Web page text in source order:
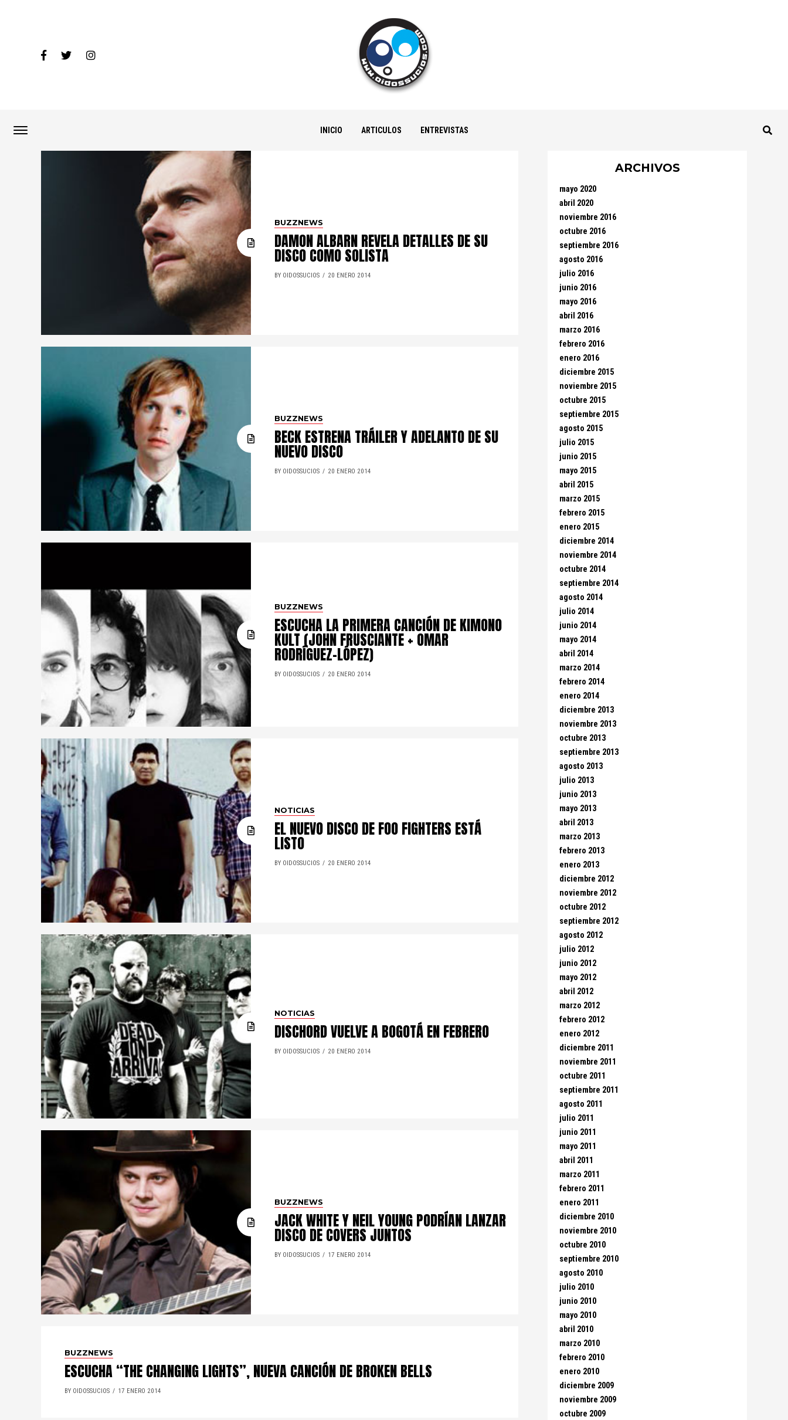
INICIO ARTICULOS ENTREVISTAS
BUZZNEWS
DAMON ALBARN REVELA DETALLES DE SU
DISCO COMO SOLISTA
BY OIDOSSUCIOS 20 ENERO 2014
BUZZNEWS
BECK ESTRENA TRÁILER Y ADELANTO DE SU
NUEVO DISCO
BY OIDOSSUCIOS 20 ENERO 2014
BUZZNEWS
ESCUCHA LA PRIMERA CANCIÓN DE KIMONO
KULT (JOHN FRUSCIANTE + OMAR
RODRÍGUEZ-LÓPEZ)
BY OIDOSSUCIOS 20 ENERO 2014
NOTICIAS
EL NUEVO DISCO DE FOO FIGHTERS ESTÁ
LISTO
BY OIDOSSUCIOS 20 ENERO 2014
NOTICIAS
DISCHORD VUELVE A BOGOTÁ EN FEBRERO
BY OIDOSSUCIOS 20 ENERO 2014
BUZZNEWS
JACK WHITE Y NEIL YOUNG PODRÍAN LANZAR
DISCO DE COVERS JUNTOS
BY OIDOSSUCIOS 17 ENERO 2014
BUZZNEWS
ESCUCHA “THE CHANGING LIGHTS”, NUEVA CANCIÓN DE BROKEN BELLS
BY OIDOSSUCIOS 17 ENERO 2014
ARCHIVOS
mayo 2020
abril 2020
noviembre 2016
octubre 2016
septiembre 2016
agosto 2016
julio 2016
junio 2016
mayo 2016
abril 2016
marzo 2016
febrero 2016
enero 2016
diciembre 2015
noviembre 2015
octubre 2015
septiembre 2015
agosto 2015
julio 2015
junio 2015
mayo 2015
abril 2015
marzo 2015
febrero 2015
enero 2015
diciembre 2014
noviembre 2014
octubre 2014
septiembre 2014
agosto 2014
julio 2014
junio 2014
mayo 2014
abril 2014
marzo 2014
febrero 2014
enero 2014
diciembre 2013
noviembre 2013
octubre 2013
septiembre 2013
agosto 2013
julio 2013
junio 2013
mayo 2013
abril 2013
marzo 2013
febrero 2013
enero 2013
diciembre 2012
noviembre 2012
octubre 2012
septiembre 2012
agosto 2012
julio 2012
junio 2012
mayo 2012
abril 2012
marzo 2012
febrero 2012
enero 2012
diciembre 2011
noviembre 2011
octubre 2011
septiembre 2011
agosto 2011
julio 2011
junio 2011
mayo 2011
abril 2011
marzo 2011
febrero 2011
enero 2011
diciembre 2010
noviembre 2010
octubre 2010
septiembre 2010
agosto 2010
julio 2010
junio 2010
mayo 2010
abril 2010
marzo 2010
febrero 2010
enero 2010
diciembre 2009
noviembre 2009
octubre 2009